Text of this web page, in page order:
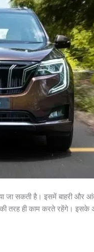
जा सकती है। इसमें बाहरी
तरह ही काम करते रहेंगे।